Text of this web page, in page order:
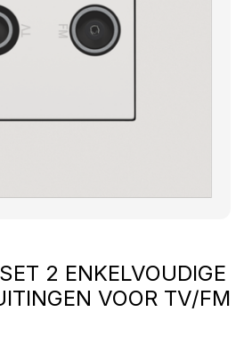
2 ENKELVOUDIGE
VOOR TV/FM